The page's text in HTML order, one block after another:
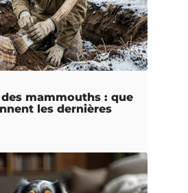
mammouths : que
les dernières